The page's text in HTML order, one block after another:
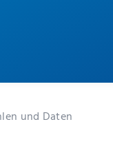
und Daten